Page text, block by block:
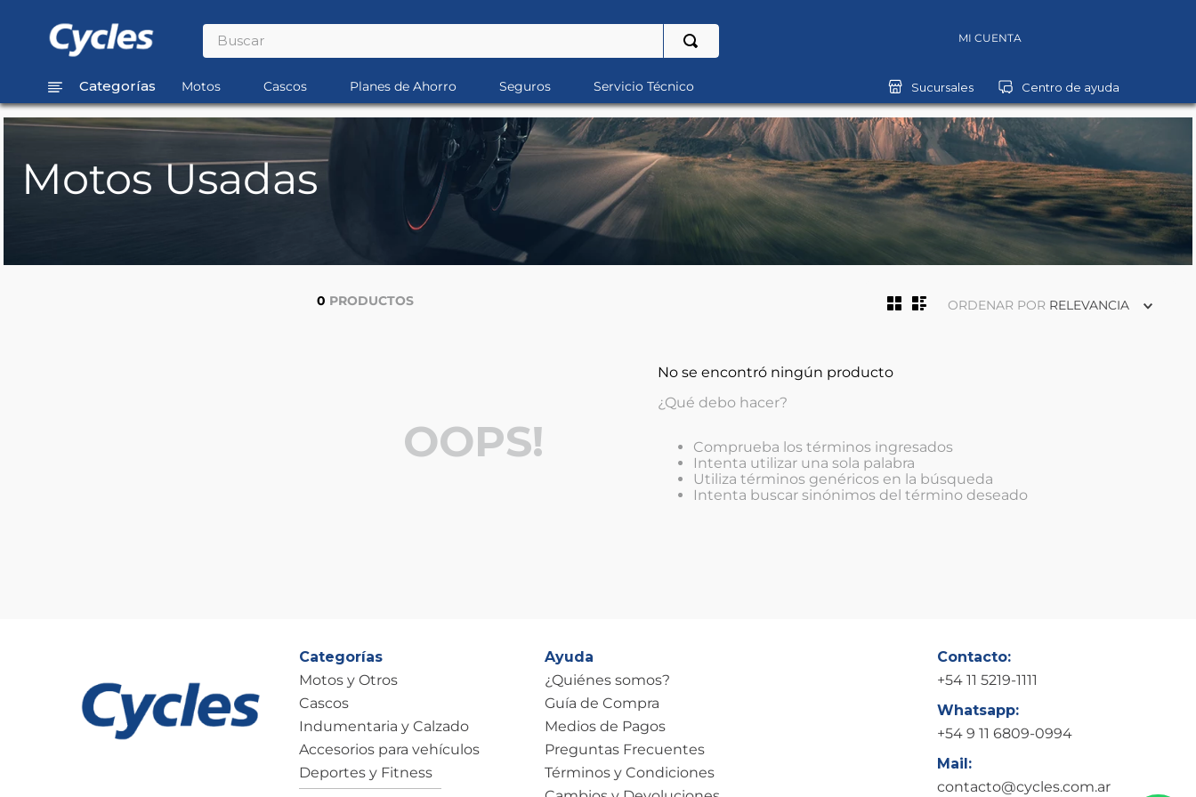
Buscar MI CUENTA
Motos Cascos Planes de Ahorro Seguros Servicio Técnico
Motos Usadas
0 PRODUCTOS ORDENAR POR RELEVANCIA
OOPS!
No se encontró ningún producto
¿Qué debo hacer?
Comprueba los términos ingresados
Intenta utilizar una sola palabra
Utiliza términos genéricos en la búsqueda
Intenta buscar sinónimos del término deseado
Categorías
Motos y Otros
Cascos
Indumentaria y Calzado
Accesorios para vehículos
Deportes y Fitness
Ayuda
¿Quiénes somos?
Guía de Compra
Medios de Pagos
Preguntas Frecuentes
Términos y Condiciones
Contacto:
+54 11 5219-1111
Whatsapp:
+54 9 11 6809-0994
Mail:
contacto@cycles.com.ar
TÉRMINOS MÁS BUSCADOS
1.
rouser
3.